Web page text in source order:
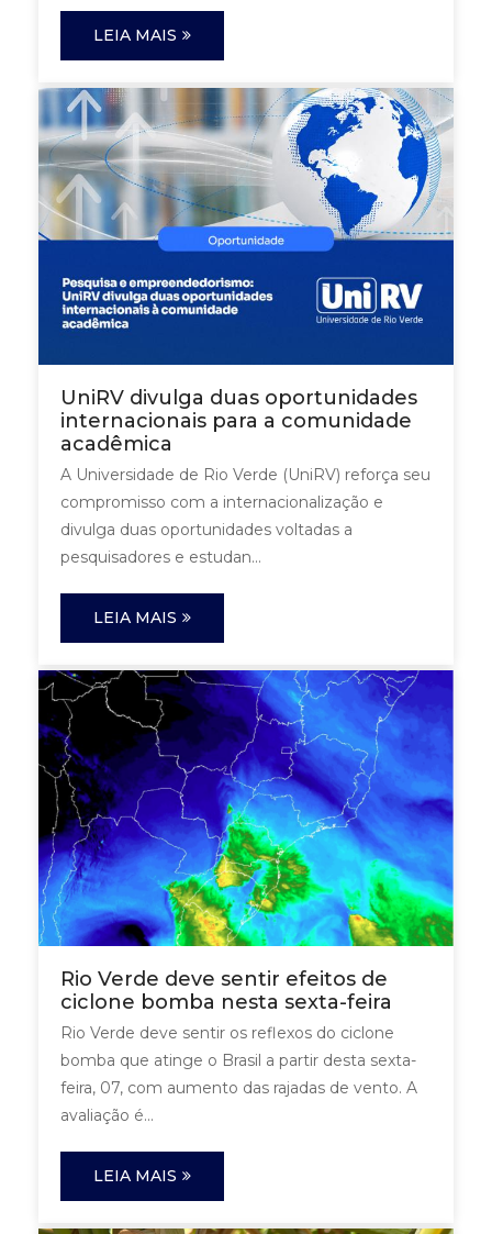
LEIA MAIS
UniRV divulga duas oportunidades
internacionais para a comunidade
acadêmica
A Universidade de Rio Verde (UniRV) reforça seu
compromisso com a internacionalização e
divulga duas oportunidades voltadas a
pesquisadores e estudan...
LEIA MAIS
Rio Verde deve sentir efeitos de
ciclone bomba nesta sexta-feira
Rio Verde deve sentir os reflexos do ciclone
bomba que atinge o Brasil a partir desta sexta-
feira, 07, com aumento das rajadas de vento. A
avaliação é...
LEIA MAIS